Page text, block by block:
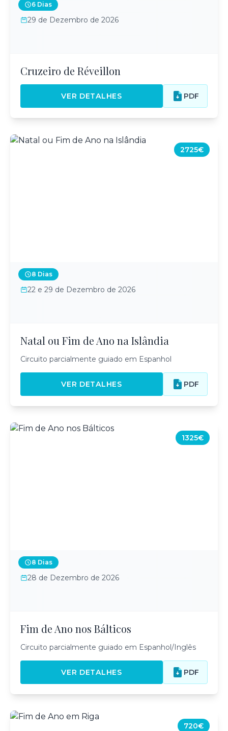
6 Dias
29 de Dezembro de 2026
Cruzeiro de Réveillon
VER DETALHES PDF
2725€
8 Dias
22 e 29 de Dezembro de 2026
Natal ou Fim de Ano na Islândia
Circuito parcialmente guiado em Espanhol
VER DETALHES PDF
1325€
8 Dias
28 de Dezembro de 2026
Fim de Ano nos Bálticos
Circuito parcialmente guiado em Espanhol/Inglês
VER DETALHES PDF
720€